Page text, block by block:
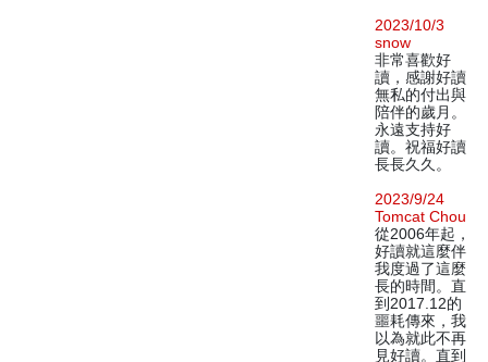
2023/10/3
snow
非常喜歡好
讀，感謝好讀
無私的付出與
陪伴的歲月。
永遠支持好
讀。祝福好讀
長長久久。
2023/9/24
Tomcat Chou
從2006年起，
好讀就這麼伴
我度過了這麼
長的時間。直
到2017.12的
噩耗傳來，我
以為就此不再
見好讀。直到